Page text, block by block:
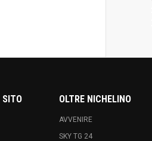
SITO OLTRE NICHELINO
AVVENIRE
SKY TG 24